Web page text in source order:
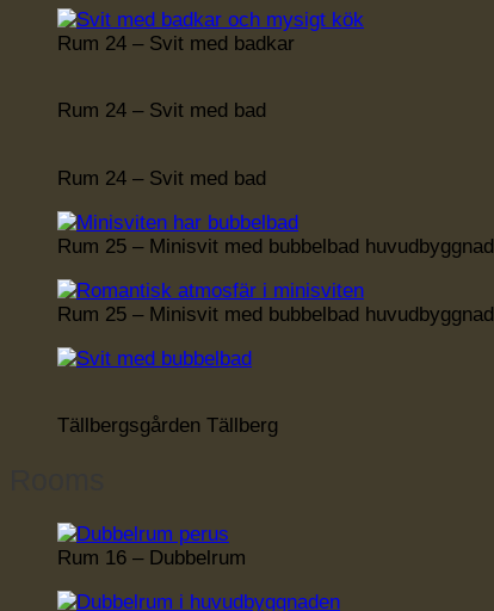
Rum 24 – Svit med badkar
Rum 24 – Svit med bad
Rum 24 – Svit med bad
Rum 25 – Minisvit med bubbelbad huvudbyggnad
Rum 25 – Minisvit med bubbelbad huvudbyggnad
Tällbergsgården Tällberg
Rum 16 – Dubbelrum